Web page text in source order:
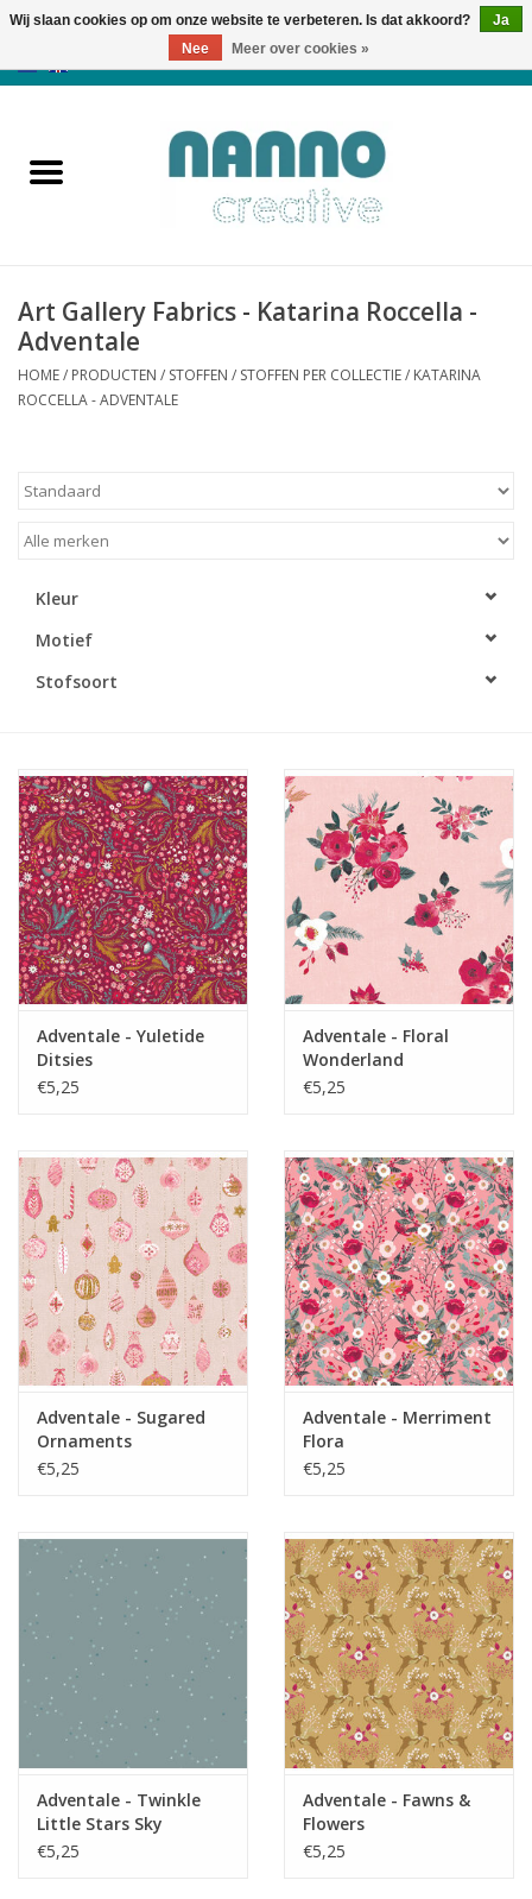
Producten
Nieuws
Herfst & Halloween
Nanno Blog
Beloningen
Art Gallery Fabrics - Katarina Roccella -
Adventale
HOME/ PRODUCTEN / STOFFEN / STOFFEN PER COLLECTIE/ KATARINA
ROCCELLA - ADVENTALE
Kleur
Motief
Stofsoort
Adventale - Yuletide
Ditsies
€5,25
Adventale - Floral
Wonderland
€5,25
Adventale - Sugared
Ornaments
€5,25
Adventale - Merriment
Flora
€5,25
Adventale - Twinkle
Little Stars Sky
€5,25
Adventale - Fawns &
Flowers
€5,25
Wij slaan cookies op om onze website te verbeteren. Is dat akkoord?
Ja
Nee
Meer over cookies »